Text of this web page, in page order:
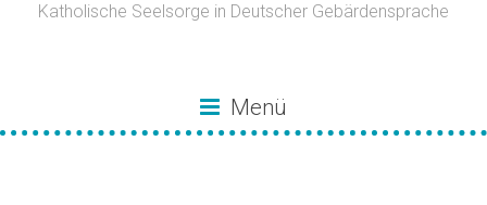
Katholische Seelsorge in Deutscher Gebärdensprache
Menü